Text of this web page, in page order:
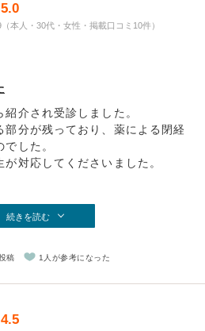
5.0
本人・30代・女性・掲載口コミ10件）
介され受診しました。
分が残っており、薬による閉経
した。
対応してくださいました。
続きを読む
稿 1人が参考になった
4.5